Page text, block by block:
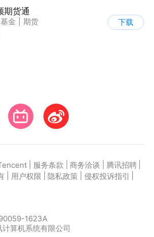
期货通
基金
期货
下载
服务条款 商务洽谈 腾讯招聘
用户权限 隐私政策 侵权投诉指引
1623A
算机系统有限公司